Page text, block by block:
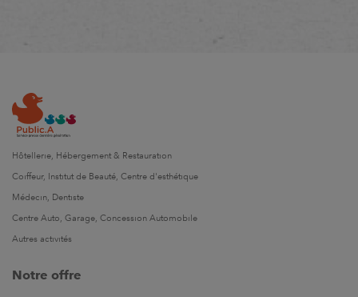
Hôtellerie, Hébergement & Restauration
Coiffeur, Institut de Beauté, Centre d'esthétique
Médecin, Dentiste
Centre Auto, Garage, Concession Automobile
Autres activités
Notre offre